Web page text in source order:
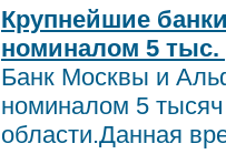
Крупнейшие
номиналом 5 тыс.
Банк Москвы и
номиналом 5
области.Данная